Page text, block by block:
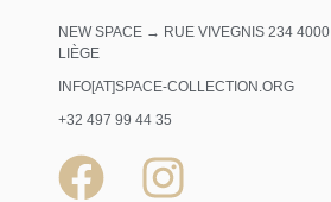
NEW SPACE → RUE VIVEGNIS 234 4000
LIÈGE
INFO[AT]SPACE-COLLECTION.ORG
+32 497 99 44 35